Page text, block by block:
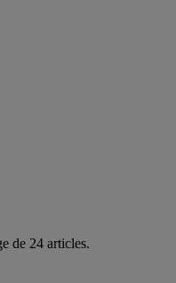
de 24 articles.